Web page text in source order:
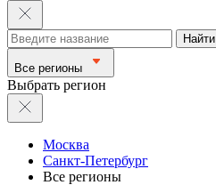
Найти
Все регионы
Выбрать регион
Москва
Санкт-Петербург
Все регионы